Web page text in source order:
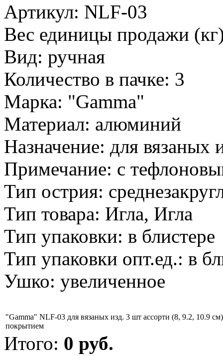
Артикул: NLF-03
Вес единицы продажи
Вид: ручная
Количество в пачке: 3
Марка: "Gamma"
Материал: алюминий
Назначение: для вязаных
Примечание: с
Тип острия:
Тип товара: Игла, Игла
Тип упаковки: в блистере
Тип упаковки опт.ед.: в
Ушко: увеличенное
"Gamma" NLF-03 для вязаных изд. 3 шт ассорти (8, 9.2, 10.9
покрытием
Итого: 0 руб.